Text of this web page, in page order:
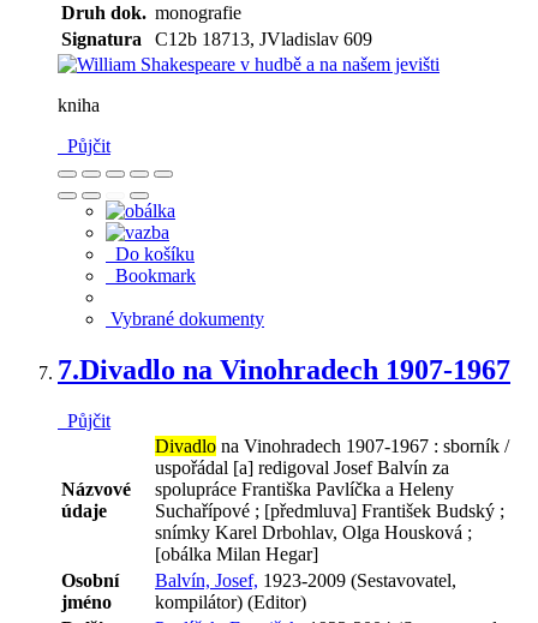
Druh dok. monografie
Signatura
C12b 18713, JVladislav 609
kniha
Půjčit
Do košíku
Bookmark
Vybrané dokumenty
7.Divadlo na Vinohradech 1907-1967
Půjčit
Názvové
údaje
Divadlo na Vinohradech 1907-1967 : sborník /
uspořádal [a] redigoval Josef Balvín za
spolupráce Františka Pavlíčka a Heleny
Suchařípové ; [předmluva] František Budský ;
snímky Karel Drbohlav, Olga Housková ;
[obálka Milan Hegar]
Osobní
jméno
Balvín, Josef, 1923-2009 (Sestavovatel,
kompilátor) (Editor)